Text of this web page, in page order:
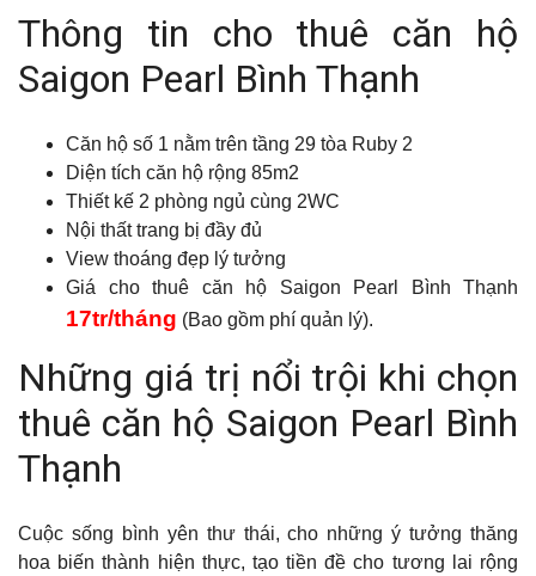
Thông tin cho thuê căn hộ
Saigon Pearl Bình Thạnh
Căn hộ số 1 nằm trên tầng 29 tòa Ruby 2
Diện tích căn hộ rộng 85m2
Thiết kế 2 phòng ngủ cùng 2WC
Nội thất trang bị đầy đủ
View thoáng đẹp lý tưởng
Giá cho thuê căn hộ Saigon Pearl Bình Thạnh
17tr/tháng (Bao gồm phí quản lý).
Những giá trị nổi trội khi chọn
thuê căn hộ Saigon Pearl Bình
Thạnh
Cuộc sống bình yên thư thái, cho những ý tưởng thăng
hoa biến thành hiện thực, tạo tiền đề cho tương lai rộng